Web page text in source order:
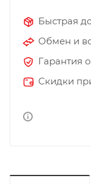
Быстрая
Обмен и
Гарантия
Скидки